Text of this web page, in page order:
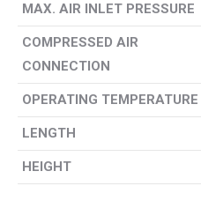
MAX. AIR INLET PRESSURE
COMPRESSED AIR
CONNECTION
OPERATING TEMPERATURE
LENGTH
HEIGHT